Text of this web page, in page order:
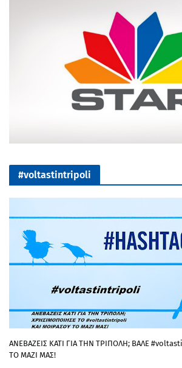
#voltastintripoli
ΑΝΕΒΑΖΕΙΣ ΚΑΤΙ ΓΙΑ ΤΗΝ ΤΡΙΠΟΛΗ; ΒΑΛΕ
ΤΟ ΜΑΖΙ ΜΑΣ!